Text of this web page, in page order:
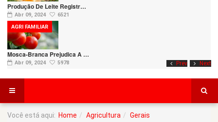
Prev Next
Produção De Leite Registr…
Abr 09, 2024 6521
Mosca-Branca Prejudica A …
Abr 09, 2024 5978
AGRI FAMILIAR
Você está aqui: Home Agricultura
Gerais